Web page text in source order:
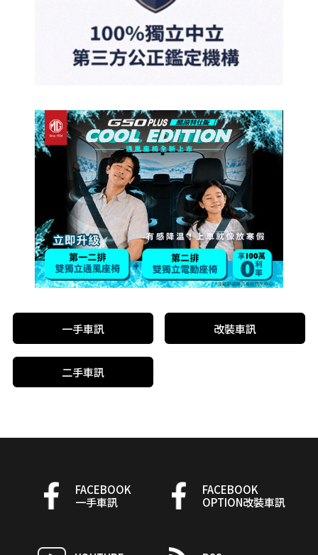
一手車訊 改裝車訊
二手車訊
FACEBOOK
一手車訊
FACEBOOK
OPTION改裝車訊